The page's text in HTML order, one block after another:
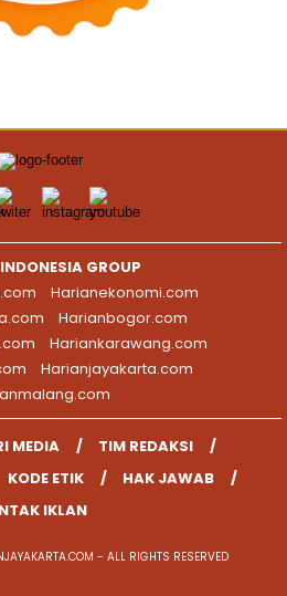
GROUP
Harianekonomi.com
Harianbogor.com
Hariankarawang.com
Harianjayakarta.com
MEDIA
TIM REDAKSI
KODE ETIK
HAK JAWAB
IKLAN
- ALL RIGHTS RESERVED